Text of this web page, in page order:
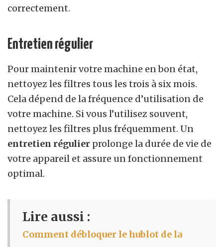
correctement.
Entretien régulier
Pour maintenir votre machine en bon état,
nettoyez les filtres tous les trois à six mois.
Cela dépend de la fréquence d’utilisation de
votre machine. Si vous l’utilisez souvent,
nettoyez les filtres plus fréquemment. Un
entretien régulier prolonge la durée de vie de
votre appareil et assure un fonctionnement
optimal.
Lire aussi :
Comment débloquer le hublot de la